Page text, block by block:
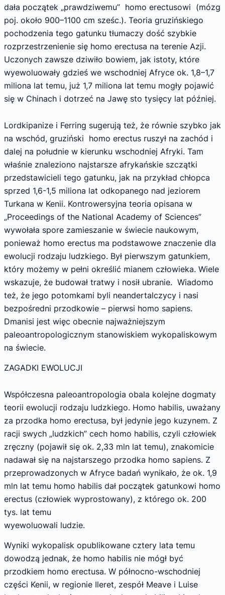
dała początek „prawdziwemu” homo erectusowi (mózg
poj. około 900–1100 cm sześc.). Teoria gruzińskiego
pochodzenia tego gatunku tłumaczy dość szybkie
rozprzestrzenienie się homo erectusa na terenie Azji.
Uczonych zawsze dziwiło bowiem, jak istoty, które
wyewoluowały gdzieś we wschodniej Afryce ok. 1,8–1,7
miliona lat temu, już 1,7 miliona lat temu mogły pojawić
się w Chinach i dotrzeć na Jawę sto tysięcy lat później.
Lordkipanize i Ferring sugerują też, że równie szybko jak
na wschód, gruziński homo erectus ruszył na zachód i
dalej na południe w kierunku wschodniej Afryki. Tam
właśnie znaleziono najstarsze afrykańskie szczątki
przedstawicieli tego gatunku, jak na przykład chłopca
sprzed 1,6-1,5 miliona lat odkopanego nad jeziorem
Turkana w Kenii. Kontrowersyjna teoria opisana w
„Proceedings of the National Academy of Sciences”
wywołała spore zamieszanie w świecie naukowym,
ponieważ homo erectus ma podstawowe znaczenie dla
ewolucji rodzaju ludzkiego. Był pierwszym gatunkiem,
który możemy w pełni określić mianem człowieka. Wiele
wskazuje, że budował tratwy i nosił ubranie. Wiadomo
też, że jego potomkami byli neandertalczycy i nasi
bezpośredni przodkowie – pierwsi homo sapiens.
Dmanisi jest więc obecnie najważniejszym
paleoantropologicznym stanowiskiem wykopaliskowym
na świecie.
ZAGADKI EWOLUCJI
Współczesna paleoantropologia obala kolejne dogmaty
teorii ewolucji rodzaju ludzkiego. Homo habilis, uważany
za przodka homo erectusa, był jedynie jego kuzynem. Z
racji swych „ludzkich” cech homo habilis, czyli człowiek
zręczny (pojawił się ok. 2,33 mln lat temu), znakomicie
nadawał się na najstarszego przodka homo sapiens. Z
przeprowadzonych w Afryce badań wynikało, że ok. 1,9
mln lat temu homo habilis dał początek gatunkowi homo
erectus (człowiek wyprostowany), z którego ok. 200
tys. lat temu
wyewoluowali ludzie.
Wyniki wykopalisk opublikowane cztery lata temu
dowodzą jednak, że homo habilis nie mógł być
przodkiem homo erectusa. W północno-wschodniej
części Kenii, w regionie Ileret, zespół Meave i Luise